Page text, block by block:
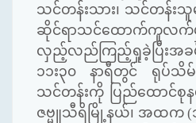
သင်တန်းသား၊ သင်တန်းသူ
ဆိုင်ရာသင်ထောက်ကူလက်မှုပ
လှည့်လည်ကြည့်ရှုခဲ့ပြီးအ
၁၁း၃၀ နာရီတွင် ရုပ်သိ
သင်တန်းကို ပြည်ထောင်စုန
ဇဗ္မူသီရိမြို့နယ်၊ အထက (